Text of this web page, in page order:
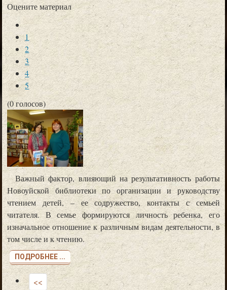
Оцените материал
1
2
3
4
5
(0 голосов)
Важный фактор, влияющий на результативность работы
Новоуйской библиотеки по организации и руководству
чтением детей, – ее содружество, контакты с семьей
читателя. В семье формируются личность ребенка, его
изначальное отношение к различным видам деятельности, в
том числе и к чтению.
ПОДРОБНЕЕ ...
<<